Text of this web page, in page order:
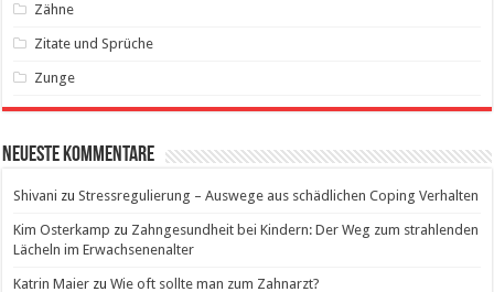
Zähne
Zitate und Sprüche
Zunge
Neueste Kommentare
Shivani zuStressregulierung – Auswege aus schädlichen Coping Verhalten
Kim Osterkamp zu Zahngesundheit bei Kindern: Der Weg zum strahlenden
Lächeln im Erwachsenenalter
Katrin Maier zuWie oft sollte man zum Zahnarzt?